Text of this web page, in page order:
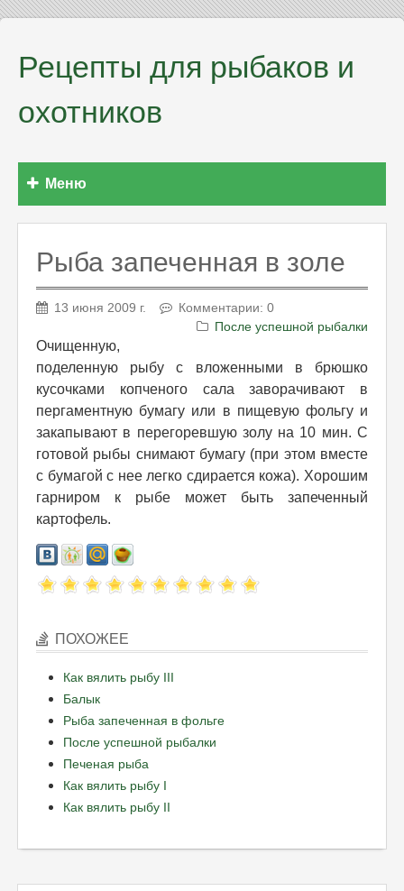
Рецепты для рыбаков и
охотников
Меню
Рыба запеченная в золе
13 июня 2009 г.
Комментарии: 0
После успешной рыбалки
Очищенную,
поделенную рыбу с вложенными в брюшко
кусочками копченого сала заворачивают в
пергаментную бумагу или в пищевую фольгу и
закапывают в перегоревшую золу на 10 мин. С
готовой рыбы снимают бумагу (при этом вместе
с бумагой с нее легко сдирается кожа). Хорошим
гарниром к рыбе может быть запеченный
картофель.
ПОХОЖЕЕ
Как вялить рыбу III
Балык
Рыба запеченная в фольге
После успешной рыбалки
Печеная рыба
Как вялить рыбу I
Как вялить рыбу II